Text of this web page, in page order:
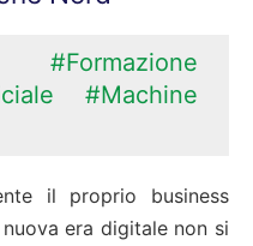
#Formazione
#Machine
il proprio business
era digitale non si